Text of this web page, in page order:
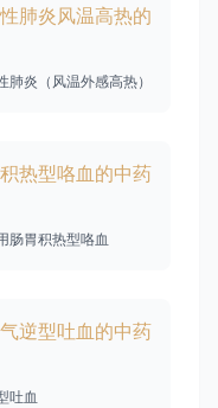
肺炎风温高热的
炎（风温外感高热）
热型咯血的中药
肠胃积热型咯血
逆型吐血的中药
吐血